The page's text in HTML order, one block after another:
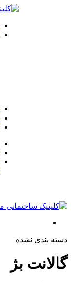
دسته بندی نشده
گالانت بژ